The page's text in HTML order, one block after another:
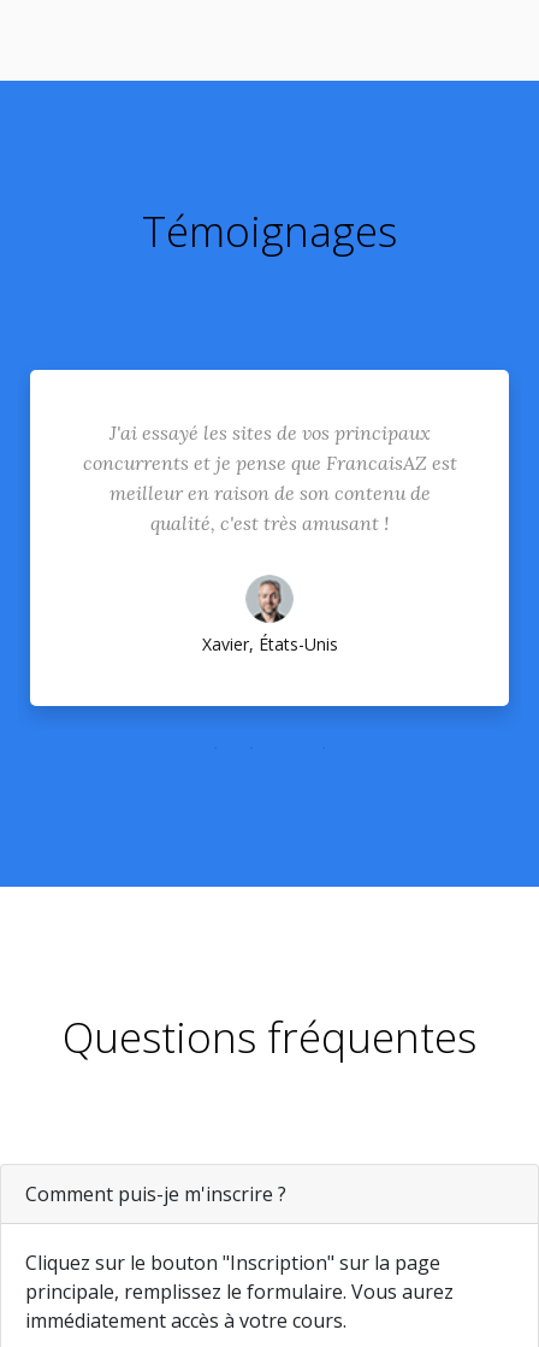
Témoignages
J'ai essayé les sites de vos principaux
concurrents et je pense que FrancaisAZ est
meilleur en raison de son contenu de
qualité, c'est très amusant !
Xavier, États-Unis
Questions fréquentes
Comment puis-je m'inscrire ?
Cliquez sur le bouton "Inscription" sur la page
principale, remplissez le formulaire. Vous aurez
immédiatement accès à votre cours.